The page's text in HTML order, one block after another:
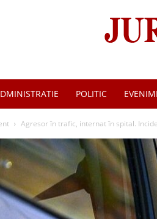
POLITIC
Agresor în trafic, internat în spital.